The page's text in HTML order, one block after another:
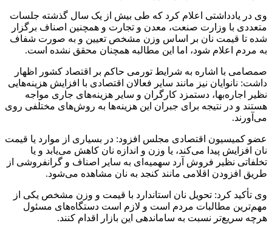
وی در یادداشتی اعلام کرد که طی بیش از یک سال گذشته جلسات
متعددی با وزارت صنعت، معدن و تجارت و همچنین اصناف برگزار
شده تا قیمت نان بر اساس وزن مشخص تعیین و به صورت شفاف
به مردم اعلام شود، اما این مطالبه همچنان محقق نشده است.
صمصامی با اشاره به شرایط تورمی حاکم بر اقتصاد کشور اظهار
داشت: نانوایان نیز مانند سایر فعالان اقتصادی با افزایش هزینه‌هایی
نظیر اجاره‌بها، دستمزد کارگران و سایر هزینه‌های جاری مواجه
هستند و در نتیجه برای جبران این هزینه‌ها به روش‌های مختلفی روی
می‌آورند.
عضو کمیسیون اقتصادی مجلس افزود: در بسیاری از موارد یا قیمت
نان افزایش پیدا می‌کند، یا وزن و اندازه نان کاهش می‌یابد و یا
تخلفاتی نظیر فروش آرد سهمیه‌ای به سایر اصناف و گرانفروشی از
طریق افزودن اقلامی مانند کنجد به نان مشاهده می‌شود.
وی تأکید کرد: تحویل نان استاندارد با قیمت و وزن مشخص یکی از
مهم‌ترین مطالبات مردم است و لازم است دستگاه‌های مسئول
هرچه سریع‌تر نسبت به ساماندهی این بازار اقدام کنند.